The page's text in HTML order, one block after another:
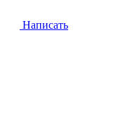
Написать